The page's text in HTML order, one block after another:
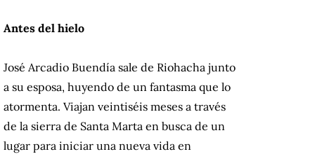
Antes del hielo
José Arcadio Buendía sale de Riohacha junto
a su esposa, huyendo de un fantasma que lo
atormenta. Viajan veintiséis meses a través
de la sierra de Santa Marta en busca de un
lugar para iniciar una nueva vida en